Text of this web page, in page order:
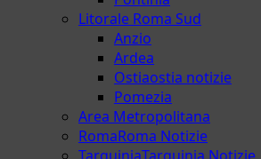
Litorale Roma Sud
Anzio
Ardea
Ostiaostia notizie
Pomezia
Area Metropolitana
RomaRoma Notizie